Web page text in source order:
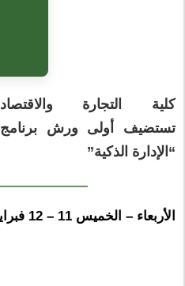
كلية التجارة والاقتصاد
تستضيف أولى ورش برنامج
“الإدارة الذكية”
الأربعاء – الخميس 11 – 12 فبراير 2026 في إطار …